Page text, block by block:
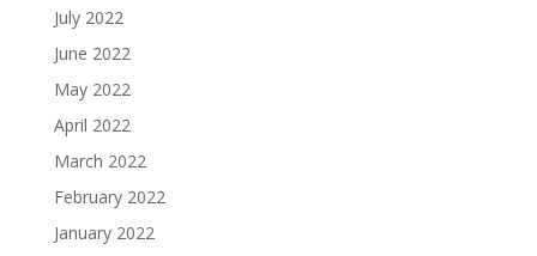
July 2022
June 2022
May 2022
April 2022
March 2022
February 2022
January 2022